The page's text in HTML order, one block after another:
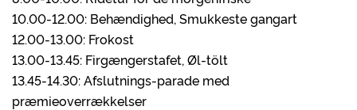
10.00-12.00: Behændighed, Smukkeste gangart
12.00-13.00: Frokost
13.00-13.45: Firgængerstafet, Øl-tölt
13.45-14.30: Afslutnings-parade med
præmieoverrækkelser